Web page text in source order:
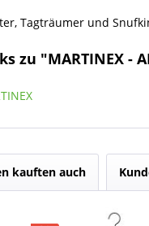
Tagträumer und
"MARTINEX -
kauften auch